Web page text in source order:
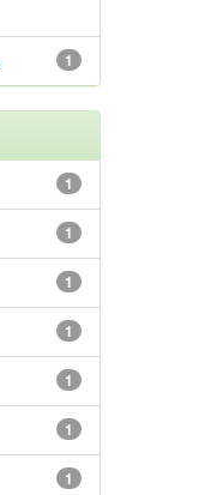
1
1
1
1
1
1
1
1